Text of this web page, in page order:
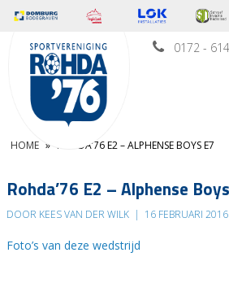
0172 -
HOME » ROHDA’76 E2 – ALPHENSE BOYS E7
Rohda’76 E2 – Alphense
DOOR KEES VAN DER WILK | 16 FEBRUARI 2016
Foto’s van deze wedstrijd